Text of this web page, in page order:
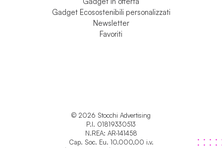
Gadget novità 2026
Gadget in offerta
Gadget Ecosostenibili personalizzati
© 2026 Stocchi Advertising